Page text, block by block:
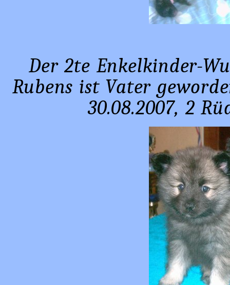
Der 2te Enkelkinder-
Rubens ist Vater
30.08.2007, 2